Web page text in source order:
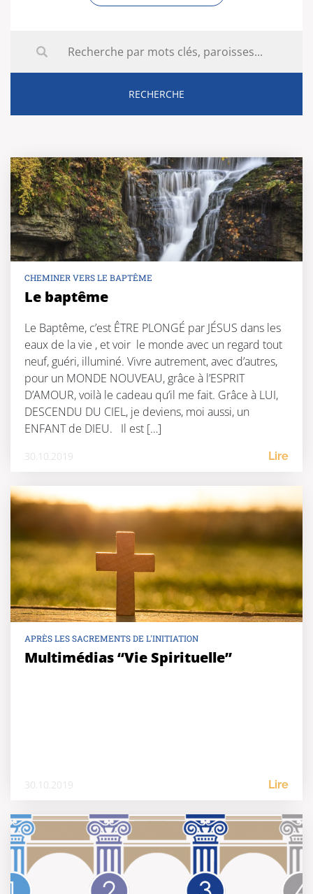
CHEMINER VERS LE BAPTÊME
Le baptême
Le Baptême, c’est ÊTRE PLONGÉ par JÉSUS dans les
eaux de la vie , et voir le monde avec un regard tout
neuf, guéri, illuminé. Vivre autrement, avec d’autres,
pour un MONDE NOUVEAU, grâce à l’ESPRIT
D’AMOUR, voilà le cadeau qu’il me fait. Grâce à LUI,
DESCENDU DU CIEL, je deviens, moi aussi, un
ENFANT de DIEU. Il est […]
30.10.2019 Lire
APRÈS LES SACREMENTS DE L'INITIATION
Multimédias “Vie Spirituelle”
30.10.2019 Lire